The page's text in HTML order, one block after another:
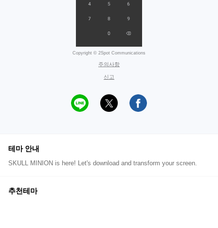
Copyright © 2Spot Communications
주의사항
신고
테마 안내
SKULL MINION is here! Let's download and transform your screen.
추천테마